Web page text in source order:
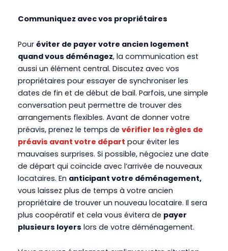
Communiquez avec vos propriétaires
Pour éviter de payer votre ancien logement
quand vous déménagez, la communication est
aussi un élément central. Discutez avec vos
propriétaires pour essayer de synchroniser les
dates de fin et de début de bail. Parfois, une simple
conversation peut permettre de trouver des
arrangements flexibles. Avant de donner votre
préavis, prenez le temps de vérifier les règles de
préavis avant votre départ pour éviter les
mauvaises surprises. Si possible, négociez une date
de départ qui coïncide avec l’arrivée de nouveaux
locataires. En anticipant votre déménagement,
vous laissez plus de temps à votre ancien
propriétaire de trouver un nouveau locataire. Il sera
plus coopératif et cela vous évitera de payer
plusieurs loyers lors de votre déménagement.